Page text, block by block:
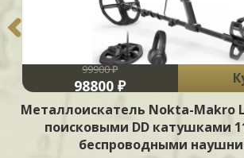
99900 ₽
98800 ₽
Металлоискатель Nokta-Makro
поисковыми DD катушками
беспроводными